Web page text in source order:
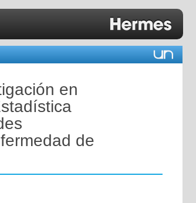
en
de